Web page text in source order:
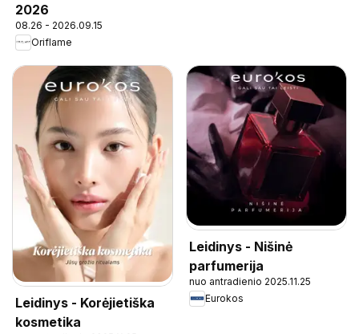
2026
08.26 - 2026.09.15
Oriflame
Leidinys - Korėjietiška
kosmetika
Leidinys - Nišinė
parfumerija
nuo antradienio 2025.11.25
Eurokos